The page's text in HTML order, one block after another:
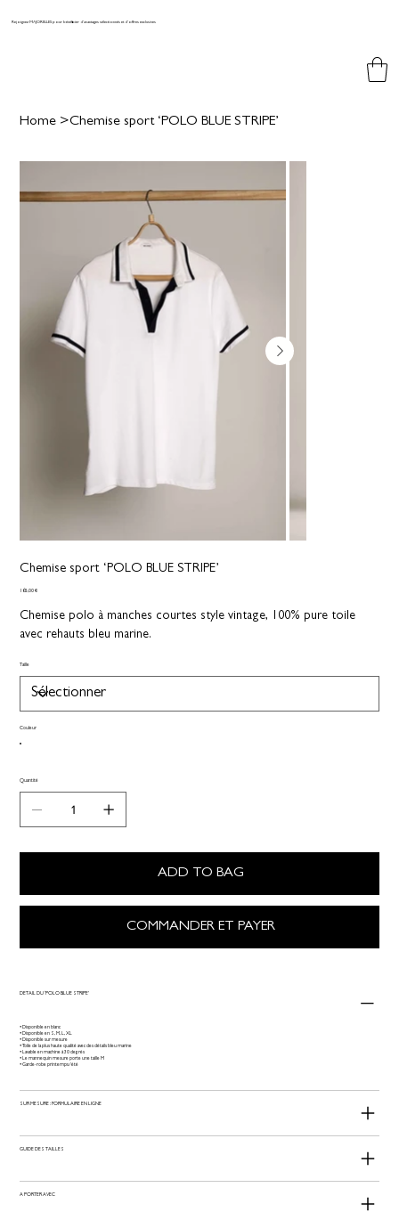
Rejoignez MAJORELLES pour bénéficier d'avantages sélectionnés et d'offres exclusives
Home >Chemise sport ‘POLO BLUE STRIPE’
Chemise sport ‘POLO BLUE STRIPE’
Prix
165,00 €
Chemise polo à manches courtes style vintage, 100% pure toile
avec rehauts bleu marine.
Taille
Couleur
Quantité
ADD TO BAG
COMMANDER ET PAYER
DETAIL DU ‘POLO BLUE STRIPE’
• Disponible en blanc
• Disponible en S, M, L, XL
• Disponible sur mesure
• Toile de la plus haute qualité avec des détails bleu marine
• Lavable en machine à 30 degrés
• Le mannequin mesure porte une taille M
• Garde-robe printemps/été
SUR MESURE : FORMULAIRE EN LIGNE
GUIDE DES TAILLES
A PORTER AVEC